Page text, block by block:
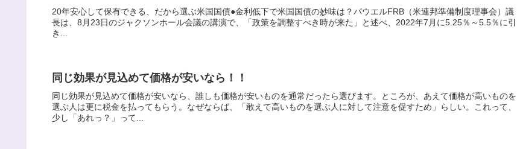
20年安心して保有できる、だから選ぶ米国国債●金利低下で米国国債の妙味は？パウエルFRB（米連邦準備制度理事会）議
長は、8月23日のジャクソンホール会議の講演で、「政策を調整すべき時が来た」と述べ、2022年7月に5.25％～5.5％に引
き...
同じ効果が見込めて価格が安いなら！！
同じ効果が見込めて価格が安いなら、誰しも価格が安いものを通常だったら選びます。ところが、あえて価格が高いものを
選ぶ人は更に税金を払ってもらう。なぜならば、「敢えて高いものを選ぶ人に対して注意を促すため」らしい。これって、
少し「あれっ？」って...